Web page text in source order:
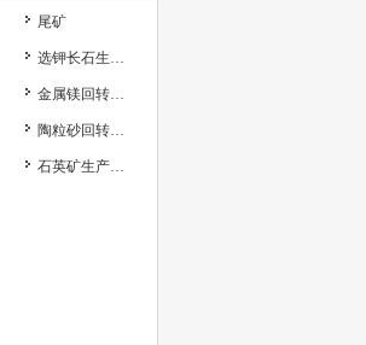
尾矿
选钾长石生…
金属镁回转…
陶粒砂回转…
石英矿生产…